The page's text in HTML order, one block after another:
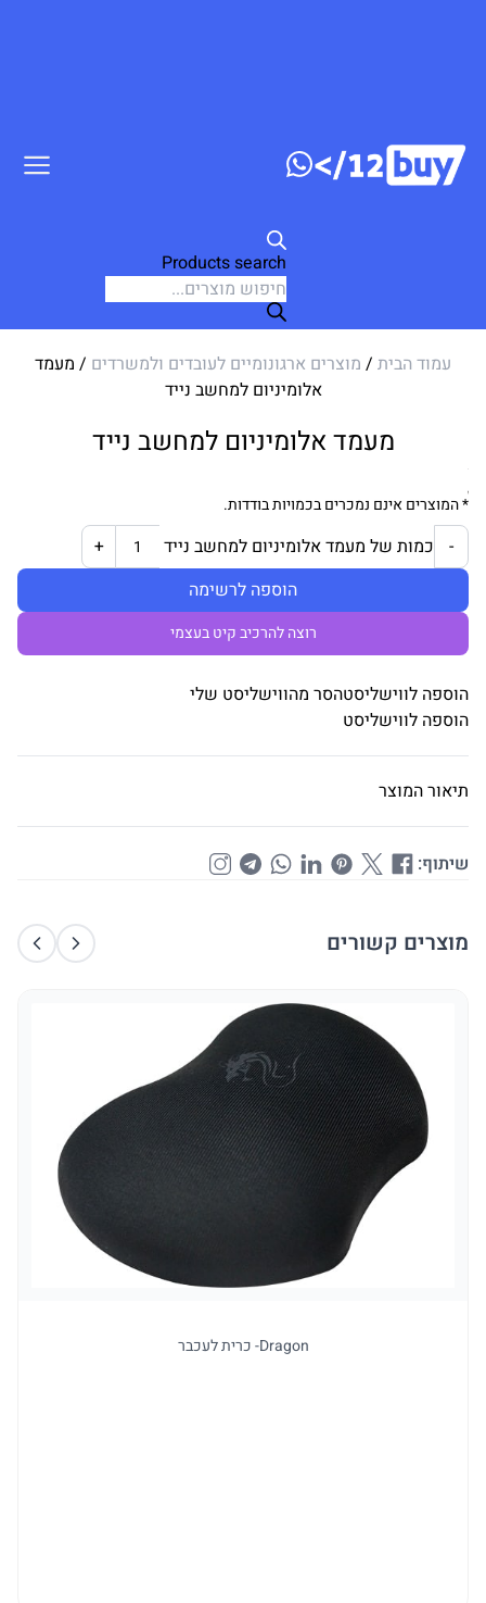
Products search
עמוד הבית / מוצרים ארגונומיים לעובדים ולמשרדים / מעמד
אלומיניום למחשב נייד
מעמד אלומיניום למחשב נייד
* המוצרים אינם נמכרים בכמויות בודדות.
- כמות של מעמד אלומיניום למחשב נייד
+
הוספה לרשימה
רוצה להרכיב קיט בעצמי
הוספה לווישליסטהסר מהווישליסט שלי
הוספה לווישליסט
תיאור המוצר
שיתוף:
מוצרים קשורים
Dragon- כרית לעכבר